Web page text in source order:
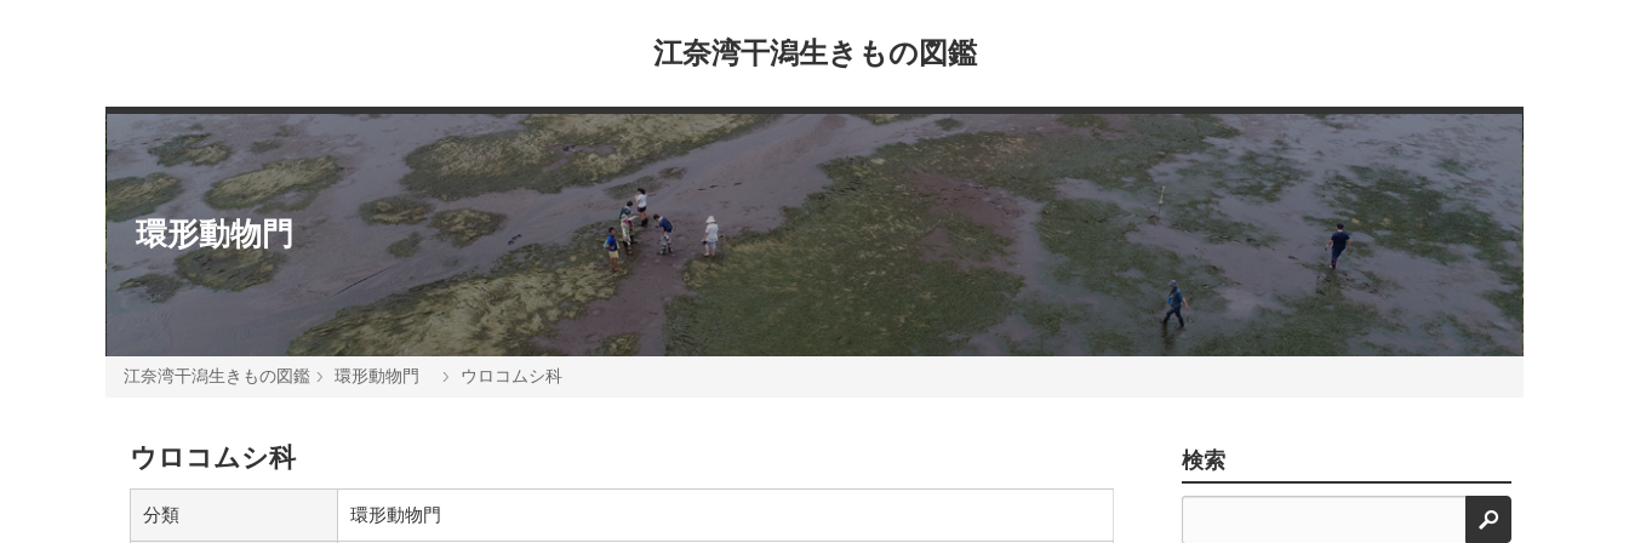
江奈湾干潟生きもの図鑑
環形動物門
江奈湾干潟生きもの図鑑 環形動物門 ウロコムシ科
ウロコムシ科
分類 環形動物門
検索
検索